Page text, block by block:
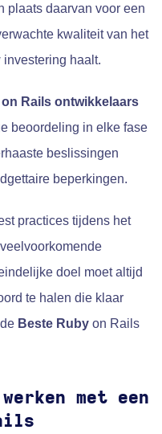
plaats daarvan voor een
kwaliteit van het
haalt.
on Rails ontwikkelaars
beoordeling in elke fase
beslissingen
beperkingen.
practices tijdens het
doel moet altijd
te halen die klaar
Beste Ruby on Rails
met een